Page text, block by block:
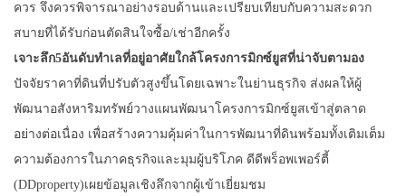
ควร จึงควรพิจารณาอย่างรอบด้านและเปรียบเทียบกับความสะดวก
สบายที่ได้รับก่อนตัดสินใจซื้อ/เช่าอีกครั้ง
เจาะลึก5อันดับทำเลที่อยู่อาศัยใกล้โครงการมิกซ์ยูสที่น่าจับตามอง
ปัจจัยราคาที่ดินที่ปรับตัวสูงขึ้นโดยเฉพาะในย่านธุรกิจ ส่งผลให้ผู้
พัฒนาอสังหาริมทรัพย์วางแผนพัฒนาโครงการมิกซ์ยูสเข้าสู่ตลาด
อย่างต่อเนื่อง เพื่อสร้างความคุ้มค่าในการพัฒนาที่ดินพร้อมทั้งเติมเต็ม
ความต้องการในภาคธุรกิจและมุมผู้บริโภค ดีดีพร็อพเพอร์ตี้
(DDproperty)เผยข้อมูลเชิงลึกจากผู้เข้าเยี่ยมชม